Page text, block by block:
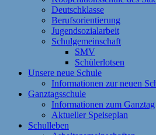
Deutschklasse
Berufsorientierung
Jugendsozialarbeit
Schulgemeinschaft
SMV
Schülerlotsen
Unsere neue Schule
Informationen zur neuen
Ganztagsschule
Informationen zum Ganztag
Aktueller Speiseplan
Schulleben